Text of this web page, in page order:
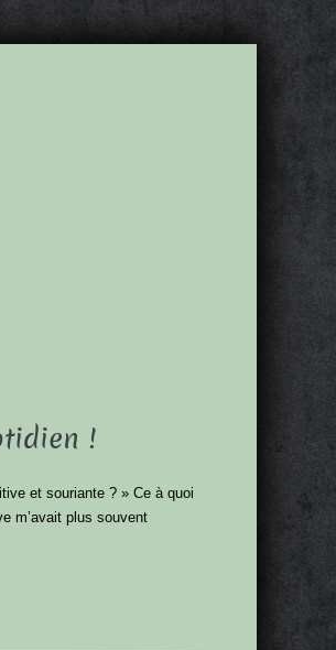
!
et souriante ? » Ce à quoi
m’avait plus souvent